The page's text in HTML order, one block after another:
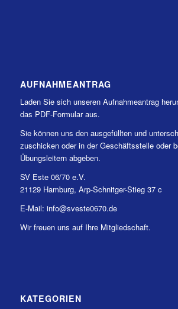
AUFNAHMEANTRAG
Laden Sie sich unseren Aufnahmeantrag
das PDF-Formular aus.
Sie können uns den ausgefüllten und
zuschicken oder in der Geschäftsstelle oder
Übungsleitern abgeben.
SV Este 06/70 e.V.
21129 Hamburg, Arp-Schnitger-Stieg 37 c
E-Mail: info@sveste0670.de
Wir freuen uns auf Ihre Mitgliedschaft.
KATEGORIEN